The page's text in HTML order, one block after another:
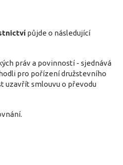
půjde o následující
práv a povinností - sjednává
pro pořízení družstevního
uzavřít smlouvu o převodu